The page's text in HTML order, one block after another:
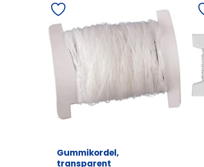
Gummikordel,
transparent